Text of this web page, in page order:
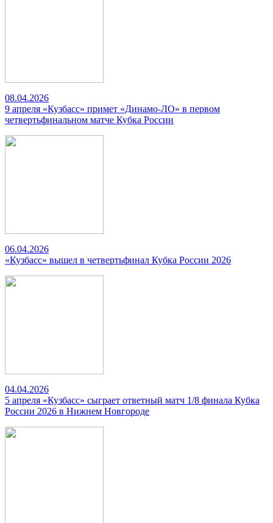
08.04.2026
9 апреля «Кузбасс» примет «Динамо-ЛО» в первом
четвертьфинальном матче Кубка России
06.04.2026
«Кузбасс» вышел в четвертьфинал Кубка России 2026
04.04.2026
5 апреля «Кузбасс» сыграет ответный матч 1/8 финала Кубка
России 2026 в Нижнем Новгороде